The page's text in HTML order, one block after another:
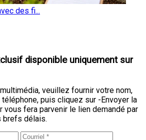
des fi...
disponible uniquement sur
veuillez fournir votre nom,
puis cliquez sur -Envoyer la
vous fera parvenir le lien demandé par
brefs délais.